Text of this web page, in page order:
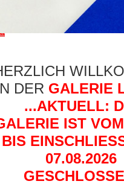
DER GALERIE
...AKTUELL:
IST
BIS
7.08.2026 G
ESCHLOSSEN